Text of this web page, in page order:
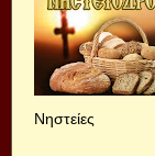
Νηστείες